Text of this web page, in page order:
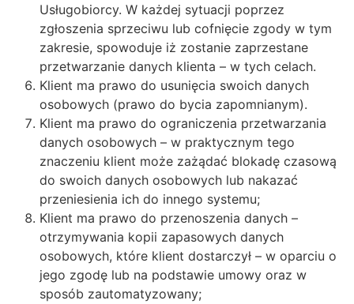
Usługobiorcy. W każdej sytuacji poprzez
zgłoszenia sprzeciwu lub cofnięcie zgody w tym
zakresie, spowoduje iż zostanie zaprzestane
przetwarzanie danych klienta – w tych celach.
Klient ma prawo do usunięcia swoich danych
osobowych (prawo do bycia zapomnianym).
Klient ma prawo do ograniczenia przetwarzania
danych osobowych – w praktycznym tego
znaczeniu klient może zażądać blokadę czasową
do swoich danych osobowych lub nakazać
przeniesienia ich do innego systemu;
Klient ma prawo do przenoszenia danych –
otrzymywania kopii zapasowych danych
osobowych, które klient dostarczył – w oparciu o
jego zgodę lub na podstawie umowy oraz w
sposób zautomatyzowany;